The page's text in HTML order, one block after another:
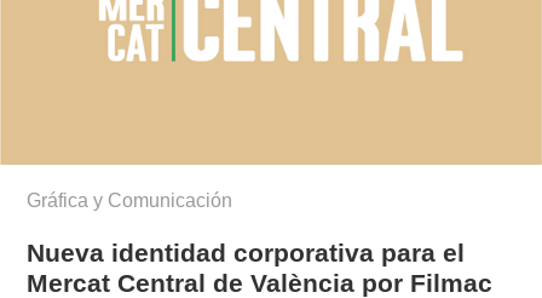
Gráfica y Comunicación
Nueva identidad corporativa para el
Mercat Central de València por Filmac